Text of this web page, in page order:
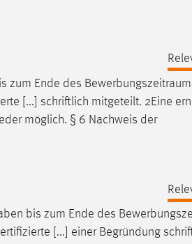
zum Ende des
[...] schriftlich mitgeteilt. 2Eine
möglich. § 6 Nachweis der
bis zum Ende des
[...] einer Begründung